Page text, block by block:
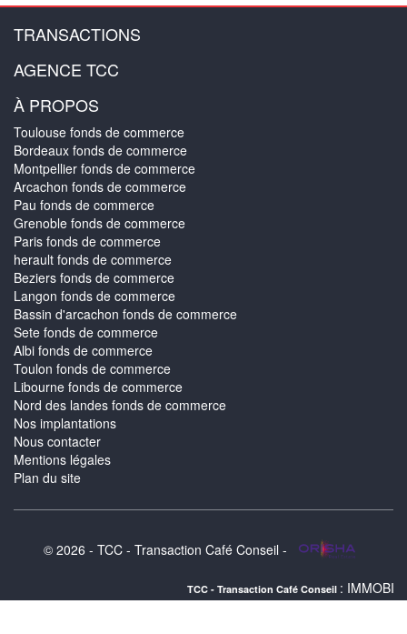
TRANSACTIONS
AGENCE TCC
À PROPOS
Toulouse fonds de commerce
Bordeaux fonds de commerce
Montpellier fonds de commerce
Arcachon fonds de commerce
Pau fonds de commerce
Grenoble fonds de commerce
Paris fonds de commerce
herault fonds de commerce
Beziers fonds de commerce
Langon fonds de commerce
Bassin d'arcachon fonds de commerce
Sete fonds de commerce
Albi fonds de commerce
Toulon fonds de commerce
Libourne fonds de commerce
Nord des landes fonds de commerce
Nos implantations
Nous contacter
Mentions légales
Plan du site
© 2026 - TCC - Transaction Café Conseil -
TCC - Transaction Café Conseil: IMMOBILIER